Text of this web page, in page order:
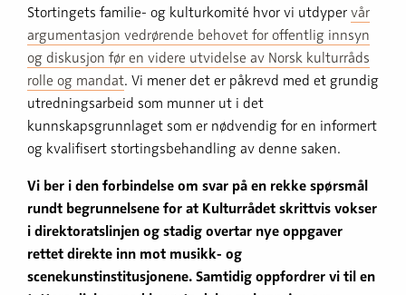
Stortingets familie- og kulturkomité hvor vi utdyper vår
argumentasjon vedrørende behovet for offentlig innsyn
og diskusjon før en videre utvidelse av Norsk kulturråds
rolle og mandat. Vi mener det er påkrevd med et grundig
utredningsarbeid som munner ut i det
kunnskapsgrunnlaget som er nødvendig for en informert
og kvalifisert stortingsbehandling av denne saken.
Vi ber i den forbindelse om svar på en rekke spørsmål
rundt begrunnelsene for at Kulturrådet skrittvis vokser
i direktoratslinjen og stadig overtar nye oppgaver
rettet direkte inn mot musikk- og
scenekunstinstitusjonene. Samtidig oppfordrer vi til en